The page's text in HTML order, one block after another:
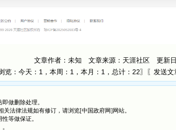
文章作者：未知 文章来源： 天涯社区 更新日
览： 今天：1，本周：1，本月：1，总计：22〗〖 发送文
做删除处理。
法律法规如有修订，请浏览[中国政府网]网站。
等做保证。
。